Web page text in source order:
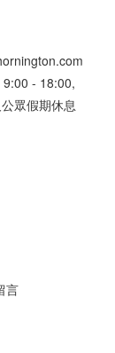
- 18:00,
期休息
言